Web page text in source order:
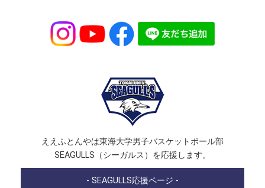
ええふとんやは東海大学男子バスケットボール部
SEAGULLS（シーガルス）を応援します。
- SEAGULLS応援ページ -